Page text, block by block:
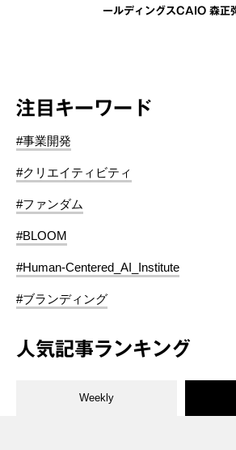
ールディングスCAIO 森正
注目キーワード
#事業開発
#クリエイティビティ
#ファンダム
#BLOOM
#Human-Centered_AI_Institute
#ブランディング
人気記事ランキング
Weekly